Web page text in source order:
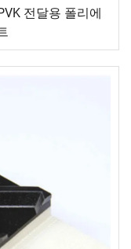
전달용 폴리에